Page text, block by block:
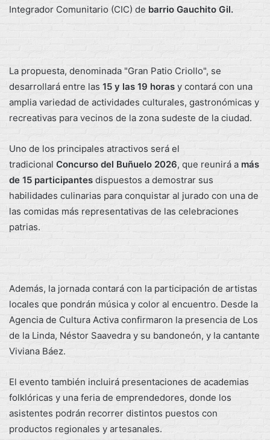
Integrador Comunitario (CIC) de barrio Gauchito Gil.
La propuesta, denominada "Gran Patio Criollo", se
desarrollará entre las 15 y las 19 horas y contará con una
amplia variedad de actividades culturales, gastronómicas y
recreativas para vecinos de la zona sudeste de la ciudad.
Uno de los principales atractivos será el
tradicional Concurso del Buñuelo 2026, que reunirá a más
de 15 participantes dispuestos a demostrar sus
habilidades culinarias para conquistar al jurado con una de
las comidas más representativas de las celebraciones
patrias.
Además, la jornada contará con la participación de artistas
locales que pondrán música y color al encuentro. Desde la
Agencia de Cultura Activa confirmaron la presencia de Los
de la Linda, Néstor Saavedra y su bandoneón, y la cantante
Viviana Báez.
El evento también incluirá presentaciones de academias
folklóricas y una feria de emprendedores, donde los
asistentes podrán recorrer distintos puestos con
productos regionales y artesanales.